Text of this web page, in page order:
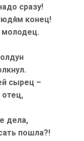
сразу!
конец!
молодец.
сырец –
дела,
пошла?!